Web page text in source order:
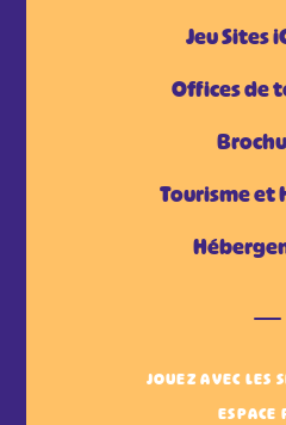
Jeu Sites
Offices de
Tourisme et
JOUEZ AVEC LES
ESPACE